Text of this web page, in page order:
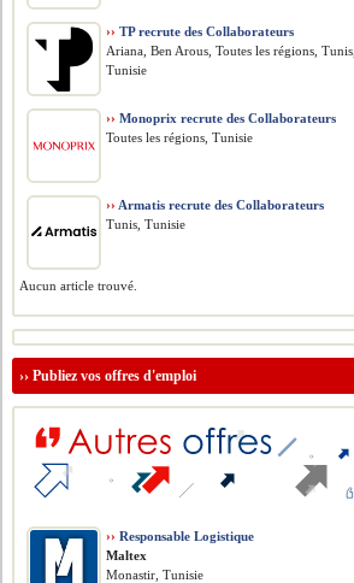
›› TP recrute des Collaborateurs
Ariana, Ben Arous, Toutes les régions, Tunis,
Tunisie
›› Monoprix recrute des Collaborateurs
Toutes les régions, Tunisie
›› Armatis recrute des Collaborateurs
Tunis, Tunisie
Aucun article trouvé.
››Publiez vos offres d'emploi
›› Responsable Logistique
Maltex
Monastir, Tunisie